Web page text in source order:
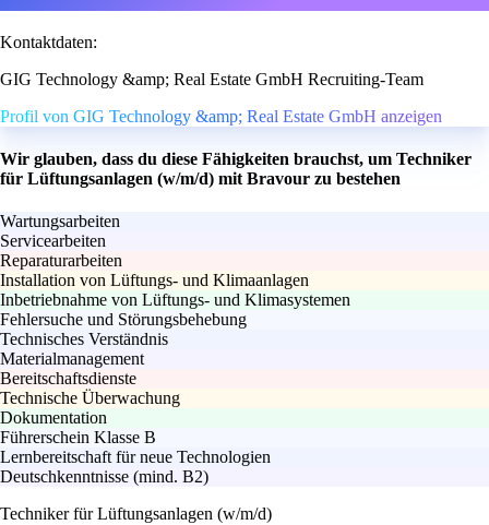
Kontaktdaten:
GIG Technology &amp; Real Estate GmbH Recruiting-Team
Profil von GIG Technology &amp; Real Estate GmbH anzeigen
Wir glauben, dass du diese Fähigkeiten brauchst, um Techniker
für Lüftungsanlagen (w/m/d) mit Bravour zu bestehen
Wartungsarbeiten
Servicearbeiten
Reparaturarbeiten
Installation von Lüftungs- und Klimaanlagen
Inbetriebnahme von Lüftungs- und Klimasystemen
Fehlersuche und Störungsbehebung
Technisches Verständnis
Materialmanagement
Bereitschaftsdienste
Technische Überwachung
Dokumentation
Führerschein Klasse B
Lernbereitschaft für neue Technologien
Deutschkenntnisse (mind. B2)
Techniker für Lüftungsanlagen (w/m/d)